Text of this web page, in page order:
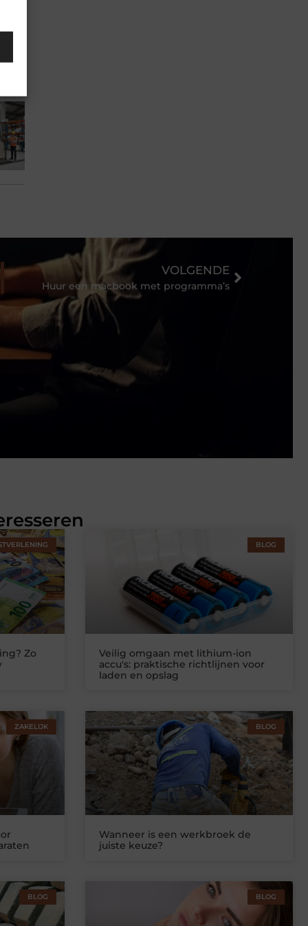
VOLGENDE
Huur een macbook met programma’s
Zo
BLOG
Veilig omgaan met lithium-ion
accu's: praktische richtlijnen voor
laden en opslag
ZAKELIJK BLOG
Wanneer is een werkbroek de
juiste keuze?
BLOG BLOG